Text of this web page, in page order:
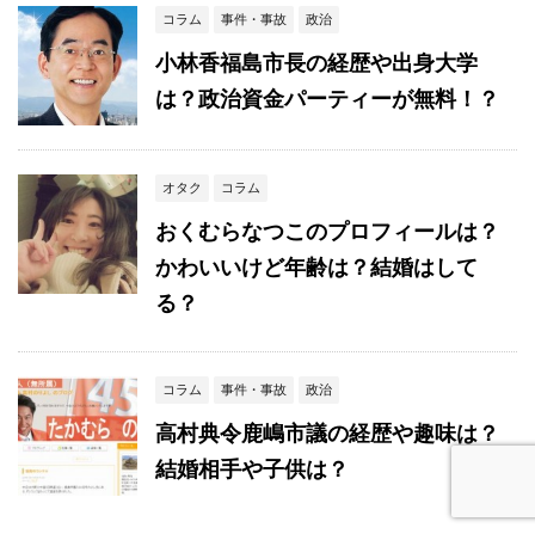
コラム 事件・事故 政治
小林香福島市長の経歴や出身大学
は？政治資金パーティーが無料！？
オタク コラム
おくむらなつこのプロフィールは？
かわいいけど年齢は？結婚はして
る？
コラム 事件・事故 政治
高村典令鹿嶋市議の経歴や趣味は？
結婚相手や子供は？